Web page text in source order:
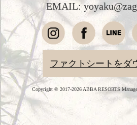
EMAIL:
ファクトシートをダ
Copyright © 2017-2026 ABBA RESORTS
採用情報
愛犬と過ごす
オンラインショ
繁體中文